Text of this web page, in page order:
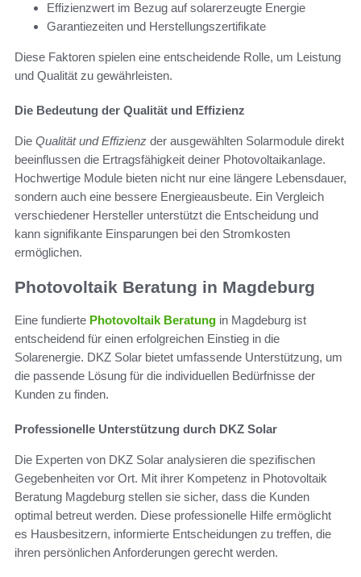
Effizienzwert im Bezug auf solarerzeugte Energie
Garantiezeiten und Herstellungszertifikate
Diese Faktoren spielen eine entscheidende Rolle, um Leistung
und Qualität zu gewährleisten.
Die Bedeutung der Qualität und Effizienz
Die Qualität und Effizienz der ausgewählten Solarmodule direkt
beeinflussen die Ertragsfähigkeit deiner Photovoltaikanlage.
Hochwertige Module bieten nicht nur eine längere Lebensdauer,
sondern auch eine bessere Energieausbeute. Ein Vergleich
verschiedener Hersteller unterstützt die Entscheidung und
kann signifikante Einsparungen bei den Stromkosten
ermöglichen.
Photovoltaik Beratung in Magdeburg
Eine fundierte Photovoltaik Beratung in Magdeburg ist
entscheidend für einen erfolgreichen Einstieg in die
Solarenergie. DKZ Solar bietet umfassende Unterstützung, um
die passende Lösung für die individuellen Bedürfnisse der
Kunden zu finden.
Professionelle Unterstützung durch DKZ Solar
Die Experten von DKZ Solar analysieren die spezifischen
Gegebenheiten vor Ort. Mit ihrer Kompetenz in Photovoltaik
Beratung Magdeburg stellen sie sicher, dass die Kunden
optimal betreut werden. Diese professionelle Hilfe ermöglicht
es Hausbesitzern, informierte Entscheidungen zu treffen, die
ihren persönlichen Anforderungen gerecht werden.